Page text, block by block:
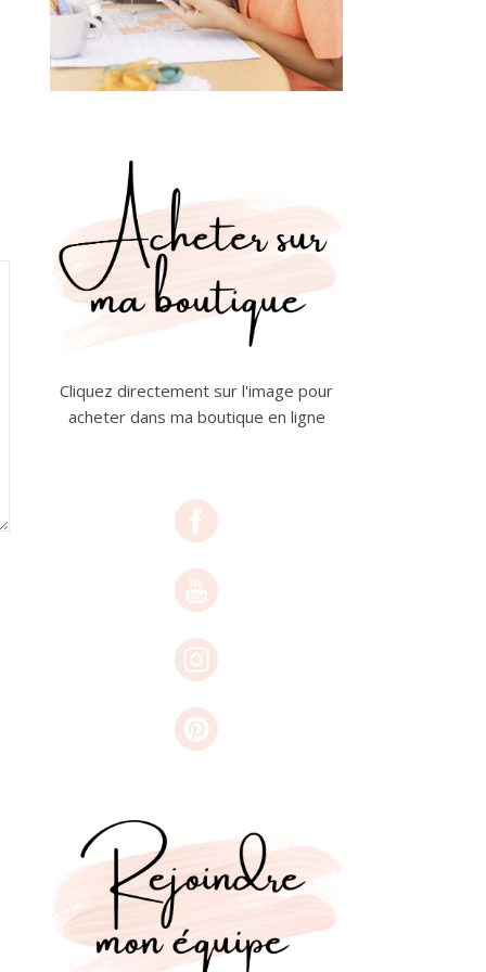
Cliquez directement sur l'image pour
acheter dans ma boutique en ligne